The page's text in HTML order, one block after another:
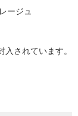
ージュ
されています。